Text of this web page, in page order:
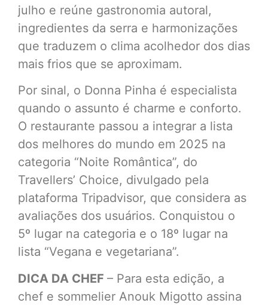
julho e reúne gastronomia autoral,
ingredientes da serra e harmonizações
que traduzem o clima acolhedor dos dias
mais frios que se aproximam.
Por sinal, o Donna Pinha é especialista
quando o assunto é charme e conforto.
O restaurante passou a integrar a lista
dos melhores do mundo em 2025 na
categoria “Noite Romântica”, do
Travellers’ Choice, divulgado pela
plataforma Tripadvisor, que considera as
avaliações dos usuários. Conquistou o
5º lugar na categoria e o 18º lugar na
lista “Vegana e vegetariana”.
DICA DA CHEF – Para esta edição, a
chef e sommelier Anouk Migotto assina